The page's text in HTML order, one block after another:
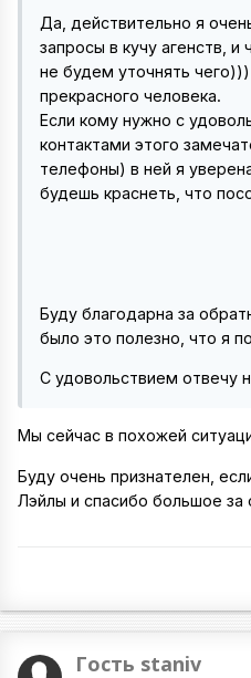
Да, действительно я
запросы в кучу агенств, и
не будем уточнять
прекрасного человека.
Если кому нужно с
контактами этого
телефоны) в ней я
будешь краснеть, что
Буду благодарна за
было это полезно, что я
С удовольствием отвечу
Мы сейчас в похожей
Буду очень признателен,
Лэйлы и спасибо большое за
Гость staniv